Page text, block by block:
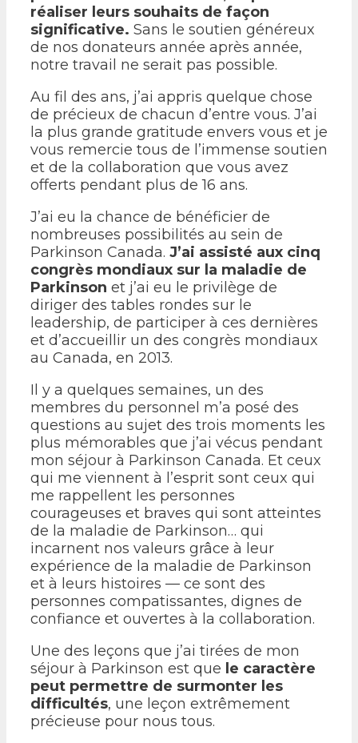
réaliser leurs souhaits de façon
significative. Sans le soutien généreux
de nos donateurs année après année,
notre travail ne serait pas possible.
Au fil des ans, j’ai appris quelque chose
de précieux de chacun d’entre vous. J’ai
la plus grande gratitude envers vous et je
vous remercie tous de l’immense soutien
et de la collaboration que vous avez
offerts pendant plus de 16 ans.
J’ai eu la chance de bénéficier de
nombreuses possibilités au sein de
Parkinson Canada. J’ai assisté aux cinq
congrès mondiaux sur la maladie de
Parkinson et j’ai eu le privilège de
diriger des tables rondes sur le
leadership, de participer à ces dernières
et d’accueillir un des congrès mondiaux
au Canada, en 2013.
Il y a quelques semaines, un des
membres du personnel m’a posé des
questions au sujet des trois moments les
plus mémorables que j’ai vécus pendant
mon séjour à Parkinson Canada. Et ceux
qui me viennent à l’esprit sont ceux qui
me rappellent les personnes
courageuses et braves qui sont atteintes
de la maladie de Parkinson… qui
incarnent nos valeurs grâce à leur
expérience de la maladie de Parkinson
et à leurs histoires — ce sont des
personnes compatissantes, dignes de
confiance et ouvertes à la collaboration.
Une des leçons que j’ai tirées de mon
séjour à Parkinson est que le caractère
peut permettre de surmonter les
difficultés, une leçon extrêmement
précieuse pour nous tous.